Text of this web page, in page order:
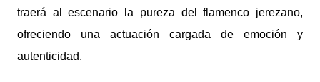
traerá al escenario la pureza del flamenco jerezano,
ofreciendo una actuación cargada de emoción y
autenticidad.